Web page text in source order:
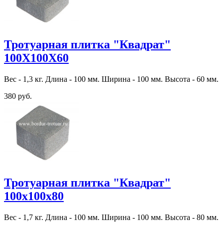
Тротуарная плитка "Квадрат"
100Х100Х60
Вес - 1,3 кг. Длина - 100 мм. Ширина - 100 мм. Высота - 60 мм.
380 руб.
Тротуарная плитка "Квадрат"
100х100х80
Вес - 1,7 кг. Длина - 100 мм. Ширина - 100 мм. Высота - 80 мм.